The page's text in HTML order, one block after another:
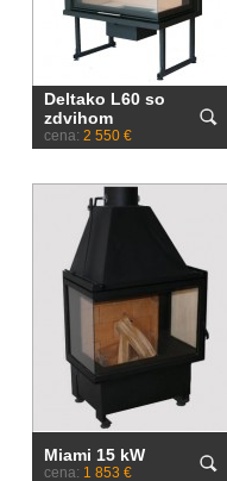
Deltako L60 so
zdvihom
cena: 2 550 €
Miami 15 kW
cena: 1 853 €